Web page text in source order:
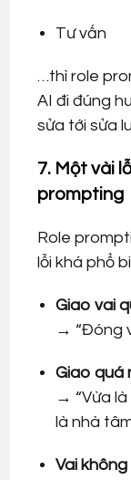
Tư vấn
…thì role
AI đi đúng
sửa tới sửa
7. Một vài
prompting
Role
lỗi khá phổ
Giao vai
→ “Đóng
Giao quá
→ “Vừa
là nhà
Vai